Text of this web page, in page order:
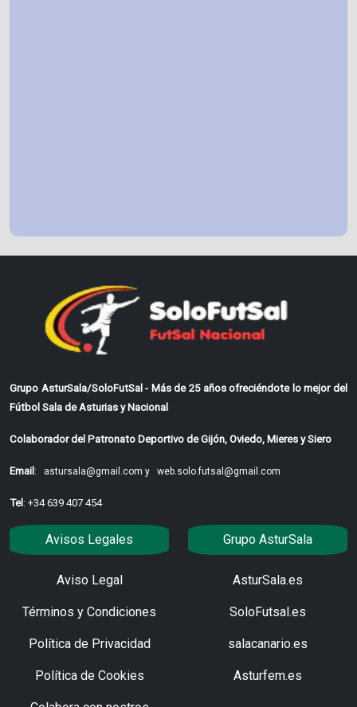
Grupo AsturSala/SoloFutSal - Más de 25 años ofreciéndote lo mejor del
Fútbol Sala de Asturias y Nacional
Colaborador del Patronato Deportivo de Gijón, Oviedo, Mieres y Siero
Email: astursala@gmail.com y web.solo.futsal@gmail.com
Tel: +34 639 407 454
Avisos Legales
Aviso Legal
Términos y Condiciones
Política de Privacidad
Política de Cookies
Grupo AsturSala
AsturSala.es
SoloFutsal.es
salacanario.es
Asturfem.es